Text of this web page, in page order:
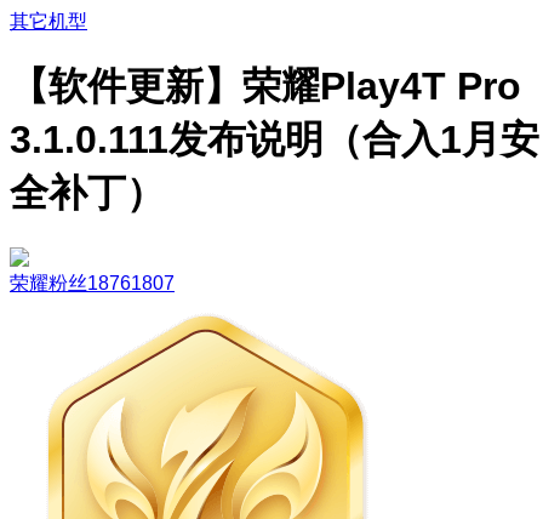
其它机型
【软件更新】荣耀Play4T Pro
3.1.0.111发布说明（合入1月安
全补丁）
荣耀粉丝18761807